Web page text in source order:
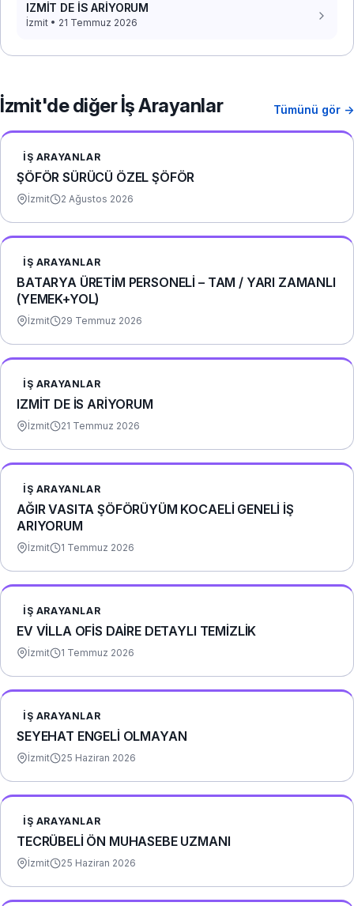
IZMİT DE İS ARİYORUM
İzmit • 21 Temmuz 2026
İzmit'de diğer İş Arayanlar Tümünü gör →
İŞ ARAYANLAR
ŞÖFÖR SÜRÜCÜ ÖZEL ŞÖFÖR
İzmit 2 Ağustos 2026
İŞ ARAYANLAR
BATARYA ÜRETİM PERSONELİ – TAM / YARI ZAMANLI
(YEMEK+YOL)
İzmit 29 Temmuz 2026
İŞ ARAYANLAR
IZMİT DE İS ARİYORUM
İzmit 21 Temmuz 2026
İŞ ARAYANLAR
AĞIR VASITA ŞÖFÖRÜYÜM KOCAELİ GENELİ İŞ
ARIYORUM
İzmit 1 Temmuz 2026
İŞ ARAYANLAR
EV VİLLA OFİS DAİRE DETAYLI TEMİZLİK
İzmit 1 Temmuz 2026
İŞ ARAYANLAR
SEYEHAT ENGELİ OLMAYAN
İzmit 25 Haziran 2026
İŞ ARAYANLAR
TECRÜBELİ ÖN MUHASEBE UZMANI
İzmit 25 Haziran 2026